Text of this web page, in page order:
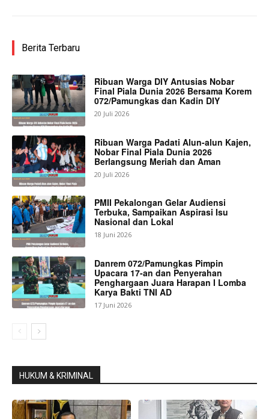
Berita Terbaru
Ribuan Warga DIY Antusias Nobar
Final Piala Dunia 2026 Bersama Korem
072/Pamungkas dan Kadin DIY
20 Juli 2026
Ribuan Warga Padati Alun-alun Kajen,
Nobar Final Piala Dunia 2026
Berlangsung Meriah dan Aman
20 Juli 2026
PMII Pekalongan Gelar Audiensi
Terbuka, Sampaikan Aspirasi Isu
Nasional dan Lokal
18 Juni 2026
Danrem 072/Pamungkas Pimpin
Upacara 17-an dan Penyerahan
Penghargaan Juara Harapan I Lomba
Karya Bakti TNI AD
17 Juni 2026
HUKUM & KRIMINAL